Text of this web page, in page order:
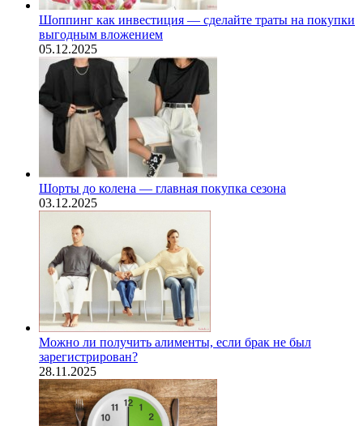
Шоппинг как инвестиция — сделайте траты на покупки
выгодным вложением
05.12.2025
Шорты до колена — главная покупка сезона
03.12.2025
Можно ли получить алименты, если брак не был
зарегистрирован?
28.11.2025